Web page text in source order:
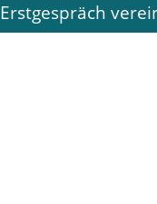
Erstgespräch